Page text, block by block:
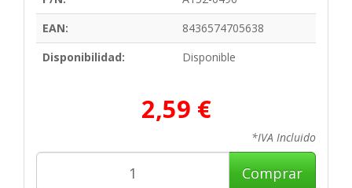
EAN:
8436574705638
Disponibilidad:
Disponible
2,59 €
*IVA Incluido
Comprar